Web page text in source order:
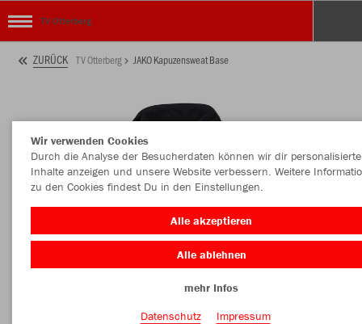
TV Otterberg
ZURÜCK TV Otterberg JAKO Kapuzensweat Base
Wir verwenden Cookies
Durch die Analyse der Besucherdaten können wir dir personalisierte
Inhalte anzeigen und unsere Website verbessern. Weitere
zu den Cookies findest Du in den Einstellungen.
Alle akzeptieren
Alle ablehnen
mehr Infos
Datenschutz
Impressum